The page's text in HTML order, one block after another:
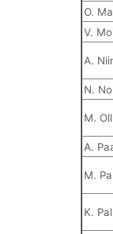
O.
V.
A.
N.
M.
A.
M.
K.